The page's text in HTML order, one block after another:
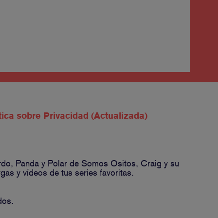
sobre Privacidad (Actualizada)
Panda y Polar de Somos Ositos, Craig y su
y vídeos de tus series favoritas.